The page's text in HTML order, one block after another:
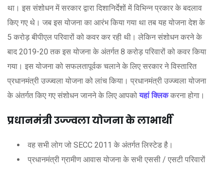
था। इस संशोधन में सरकार द्वारा दिशानिर्देशों में विभिन्न प्रकार के बदलाव
किए गए थे। जब इस योजना का आरंभ किया गया था तब यह योजना देश के
5 करोड़ बीपीएल परिवारों को कवर कर रही थी। लेकिन संशोधन करने के
बाद 2019-20 तक इस योजना के अंतर्गत 8 करोड़ परिवारों को कवर किया
गया। इस योजना को सफलतापूर्वक चलाने के लिए सरकार ने विस्तारित
प्रधानमंत्री उज्ज्वला योजना को लांच किया। प्रधानमंत्री उज्ज्वला योजना
के अंतर्गत किए गए संशोधन जानने के लिए आपकोयहां क्लिककरना होगा।
प्रधानमंत्री उज्ज्वला योजना के लाभार्थी
वह सभी लोग जो SECC 2011 के अंतर्गत लिस्टेड है।
प्रधानमंत्री ग्रामीण आवास योजना के सभी एससी / एसटी परिवारों